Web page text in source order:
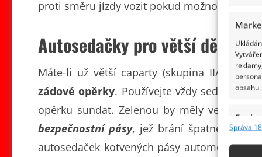
obsahu.
Funkce
Správa
proti směru jízdy vozit pokud možno, co
Autosedačky pro větší děti
Máte-li už větší caparty (skupina II/III),
zádové opěrky. Používejte vždy sedačky s
opěrku sundat. Zelenou by měly ve výběru
bezpečnostní pásy, jež brání špatnému
autosedaček kotvených pásy automobilu